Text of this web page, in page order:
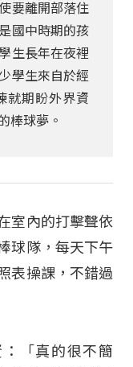
要離開部落住
國中時期的孩
生長年在夜裡
學生來自於經
就期盼外界資
棒球夢。
室內的打擊聲依
球隊，每天下午
表操課，不錯過
「真的很不簡